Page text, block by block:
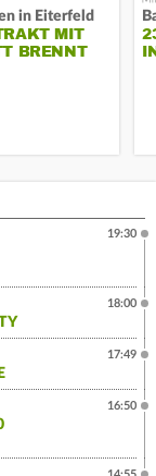
in Eiterfeld
MIT
BRENNT
19:30
18:00
17:49
16:50